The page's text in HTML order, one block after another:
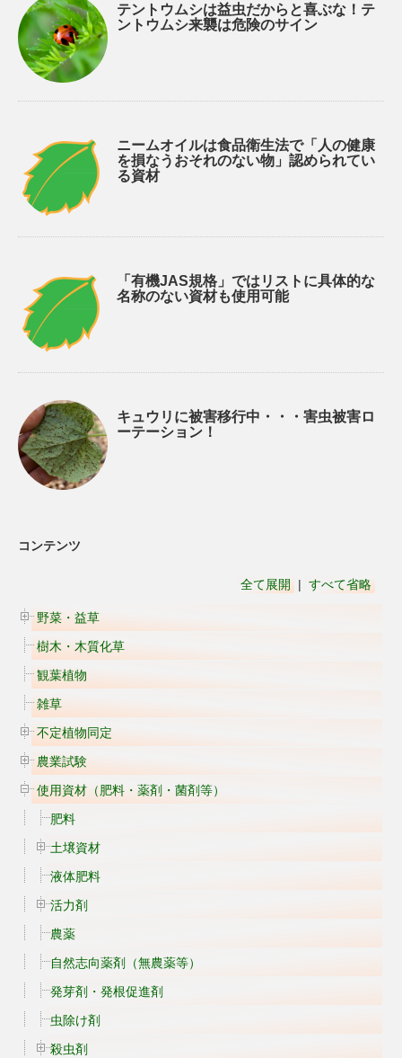
テントウムシは益虫だからと喜ぶな！テ
ントウムシ来襲は危険のサイン
ニームオイルは食品衛生法で「人の健康
を損なうおそれのない物」認められてい
る資材
「有機JAS規格」ではリストに具体的な
名称のない資材も使用可能
キュウリに被害移行中・・・害虫被害ロ
ーテーション！
コンテンツ
全て展開 | すべて省略
野菜・益草
樹木・木質化草
観葉植物
雑草
不定植物同定
農業試験
使用資材（肥料・薬剤・菌剤等）
肥料
土壌資材
液体肥料
活力剤
農薬
自然志向薬剤（無農薬等）
発芽剤・発根促進剤
虫除け剤
殺虫剤